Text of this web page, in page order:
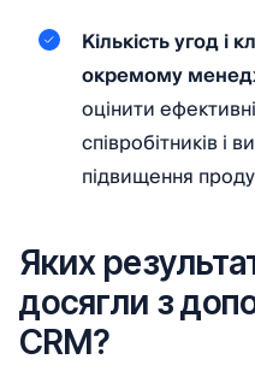
Кількість угод і
окремому
оцінити
співробітників і
підвищення
Яких
досягли з
CRM?